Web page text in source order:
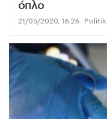
όπλο
21/05/2020, 16:26